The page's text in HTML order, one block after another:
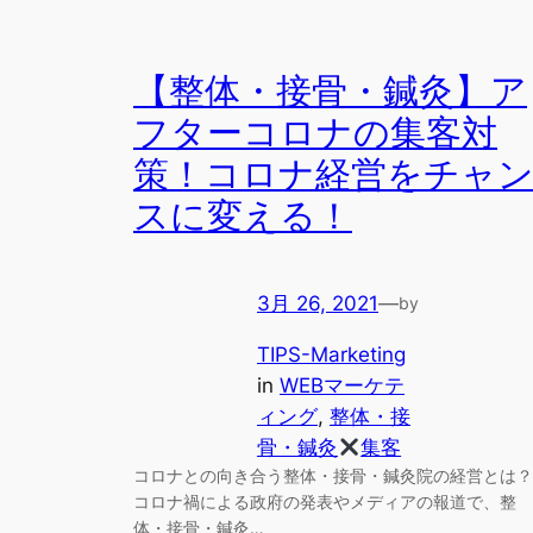
【整体・接骨・鍼灸】ア
フターコロナの集客対
策！コロナ経営をチャン
スに変える！
3月 26, 2021—by
TIPS-Marketing
in WEBマーケテ
ィング, 整体・接
骨・鍼灸
集客
コロナとの向き合う整体・接骨・鍼灸院の経営とは？
コロナ禍による政府の発表やメディアの報道で、整
体・接骨・鍼灸…